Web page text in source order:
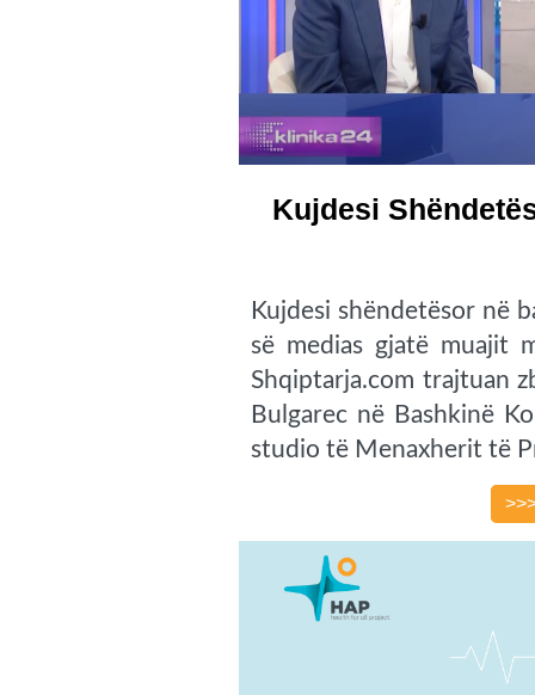
Kujdesi
Kujdesi shëndetësor në
së medias gjatë muajit
Shqiptarja.com trajtuan
Bulgarec në Bashkinë
studio të Menaxherit të